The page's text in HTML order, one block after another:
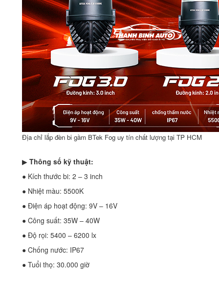
Địa chỉ lắp đèn bi gầm BTek Fog uy tín chất lượng tại TP HCM
▶ Thông số kỹ thuật:
● Kích thước bi: 2 – 3 inch
● Nhiệt màu: 5500K
● Điện áp hoạt động: 9V – 16V
● Công suất: 35W – 40W
● Độ rọi: 5400 – 6200 lx
● Chống nước: IP67
● Tuổi thọ: 30.000 giờ